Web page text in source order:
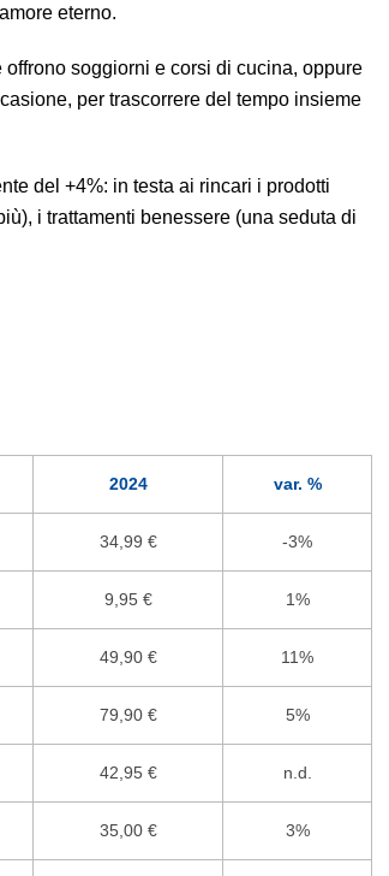
eterno.
soggiorni e corsi di cucina, oppure
per trascorrere del tempo insieme
del +4%: in testa ai rincari i prodotti
i trattamenti benessere (una seduta di
2024 var. %
34,99 € -3%
9,95 € 1%
49,90 € 11%
79,90 € 5%
42,95 € n.d.
35,00 € 3%